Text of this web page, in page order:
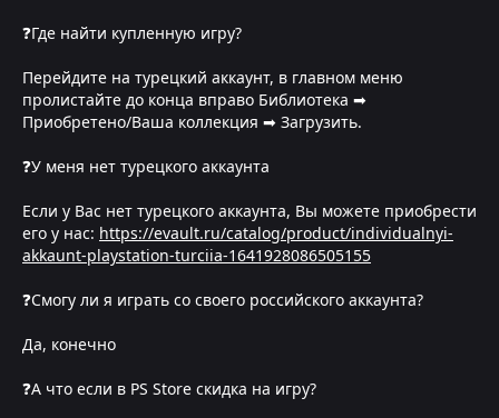
❓Где найти купленную игру?
Перейдите на турецкий аккаунт, в главном меню
пролистайте до конца вправо Библиотека ➡
Приобретено/Ваша коллекция ➡ Загрузить.
❓У меня нет турецкого аккаунта
Если у Вас нет турецкого аккаунта, Вы можете приобрести
его у нас: https://evault.ru/catalog/product/individualnyi-
akkaunt-playstation-turciia-1641928086505155
❓Смогу ли я играть со своего российского аккаунта?
Да, конечно
❓А что если в PS Store скидка на игру?